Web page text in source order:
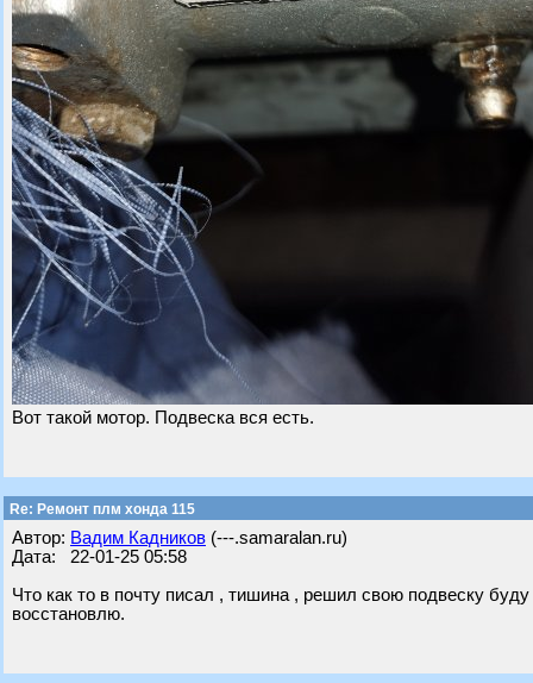
Вот такой мотор. Подвеска вся есть.
Re: Ремонт плм хонда 115
Автор: Вадим Кадников (---.samaralan.ru)
Дата: 22-01-25 05:58
Что как то в почту писал , тишина , решил свою подвеску
восстановлю.